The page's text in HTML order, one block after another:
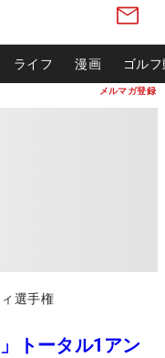
メルマガ登録
ライフ 漫画 ゴル
選手権
トータル1アン